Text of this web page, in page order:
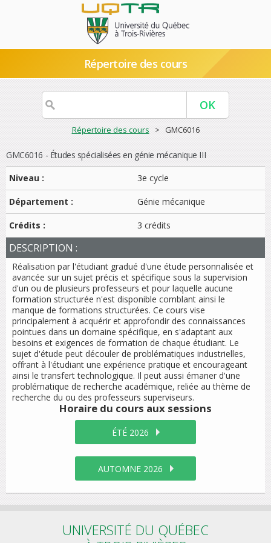
Répertoire des cours
Répertoire des cours > GMC6016
GMC6016 - Études spécialisées en génie mécanique III
Niveau :
3e cycle
Département : Génie mécanique
Crédits : 3 crédits
DESCRIPTION :
Réalisation par l'étudiant gradué d'une étude personnalisée et
avancée sur un sujet précis et spécifique sous la supervision
d'un ou de plusieurs professeurs et pour laquelle aucune
formation structurée n'est disponible comblant ainsi le
manque de formations structurées. Ce cours vise
principalement à acquérir et approfondir des connaissances
pointues dans un domaine spécifique, en s'adaptant aux
besoins et exigences de formation de chaque étudiant. Le
sujet d'étude peut découler de problématiques industrielles,
offrant à l'étudiant une expérience pratique et encourageant
ainsi le transfert technologique. Il peut aussi émaner d'une
problématique de recherche académique, reliée au thème de
recherche du ou des professeurs superviseurs.
Horaire du cours aux sessions
ÉTÉ 2026
AUTOMNE 2026
UNIVERSITÉ DU QUÉBEC